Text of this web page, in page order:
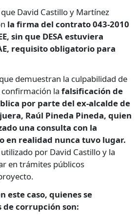
David Castillo y Martínez
la firma del contrato 043-2010
sin que DESA estuviera
requisito obligatorio para
demuestran la culpabilidad de
la falsificación de
por parte del ex-alcalde de
Raúl Pineda Pineda, quien
una consulta con la
en realidad nunca tuvo lugar.
por David Castillo y la
en trámites públicos
este caso, quienes se
corrupción son: